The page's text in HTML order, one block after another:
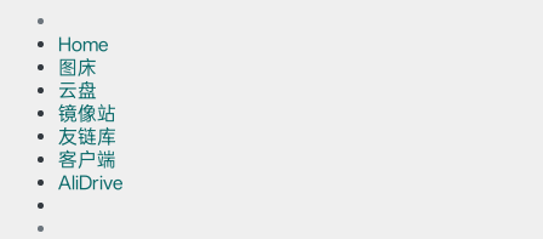
Home
图床
云盘
镜像站
友链库
客户端
AliDrive